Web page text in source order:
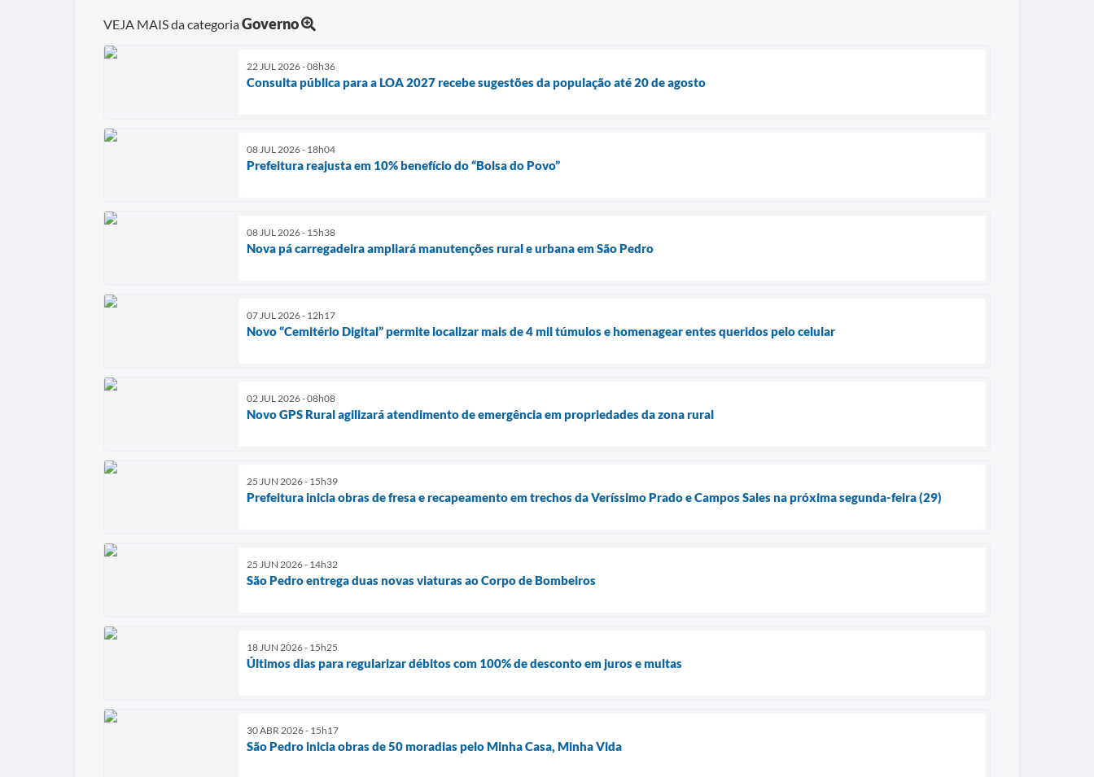
VEJA MAIS da categoriaGoverno
22 JUL 2026 - 08h36
Consulta pública para a LOA 2027 recebe sugestões da população até 20 de agosto
08 JUL 2026 - 18h04
Prefeitura reajusta em 10% benefício do “Bolsa do Povo”
08 JUL 2026 - 15h38
Nova pá carregadeira ampliará manutenções rural e urbana em São Pedro
07 JUL 2026 - 12h17
Novo “Cemitério Digital” permite localizar mais de 4 mil túmulos e homenagear entes queridos pelo celular
02 JUL 2026 - 08h08
Novo GPS Rural agilizará atendimento de emergência em propriedades da zona rural
25 JUN 2026 - 15h39
Prefeitura inicia obras de fresa e recapeamento em trechos da Veríssimo Prado e Campos Sales na próxima segunda-feira (29)
25 JUN 2026 - 14h32
São Pedro entrega duas novas viaturas ao Corpo de Bombeiros
18 JUN 2026 - 15h25
Últimos dias para regularizar débitos com 100% de desconto em juros e multas
30 ABR 2026 - 15h17
São Pedro inicia obras de 50 moradias pelo Minha Casa, Minha Vida